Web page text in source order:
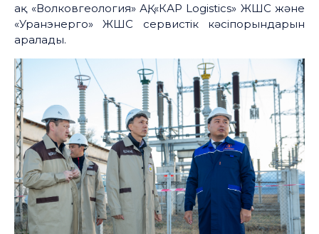
ақ «Волковгеология» АҚ, «КАР Logistics» ЖШС және
«Уранэнерго» ЖШС сервистік кәсіпорындарын
аралады.